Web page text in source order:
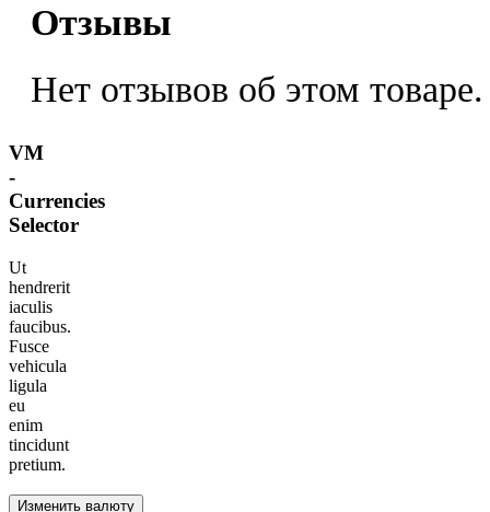
Отзывы
Нет отзывов об этом товаре.
VM
-
Currencies
Selector
Ut
hendrerit
iaculis
faucibus.
Fusce
vehicula
ligula
eu
enim
tincidunt
pretium.